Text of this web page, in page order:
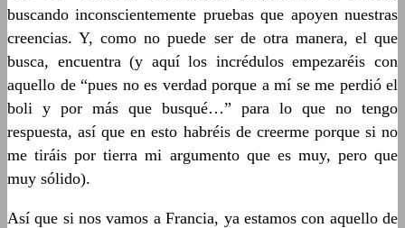
buscando inconscientemente pruebas que apoyen nuestras
creencias. Y, como no puede ser de otra manera, el que
busca, encuentra (y aquí los incrédulos empezaréis con
aquello de “pues no es verdad porque a mí se me perdió el
boli y por más que busqué…” para lo que no tengo
respuesta, así que en esto habréis de creerme porque si no
me tiráis por tierra mi argumento que es muy, pero que
muy sólido).
Así que si nos vamos a Francia, ya estamos con aquello de